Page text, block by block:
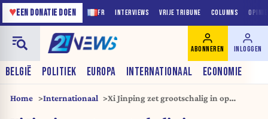
FR INTERVIEWS VRIJE TRIBUNE COLUMNS
♥EEN DONATIE DOEN
BELGIË POLITIEK EUROPA INTERNATIONAAL ECONOMIE
ABONNEREN INLOGGEN
Home Internationaal
Xi Jinping zet grootschalig in op